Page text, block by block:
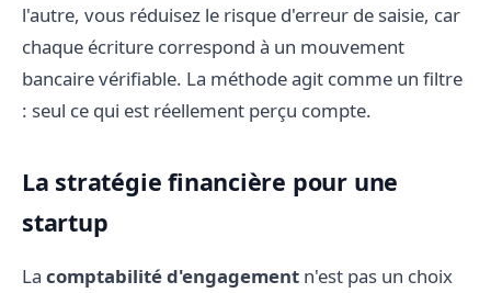
l'autre, vous réduisez le risque d'erreur de saisie, car
chaque écriture correspond à un mouvement
bancaire vérifiable. La méthode agit comme un filtre
: seul ce qui est réellement perçu compte.
La stratégie financière pour une
startup
La comptabilité d'engagement n'est pas un choix